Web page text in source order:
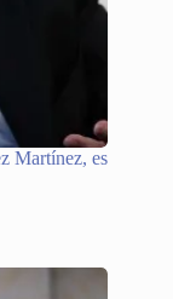
Martínez, es